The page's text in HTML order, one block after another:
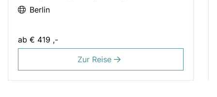
Berlin
ab € 419 ,-
Zur Reise